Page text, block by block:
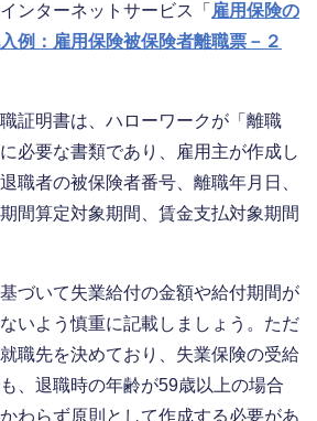
ンターネットサービス「 雇用保険の
例：雇用保険被保険者離職票－２
証明書は、ハローワークが「離職
必要な書類であり、雇用主が作成し
職者の被保険者番号、離職年月日、
間算定対象期間、賃金支払対象期間
づいて失業給付の金額や給付期間が
いよう慎重に記載しましょう。ただ
職先を決めており、失業保険の受給
、退職時の年齢が59歳以上の場合
わらず原則として作成する必要があ